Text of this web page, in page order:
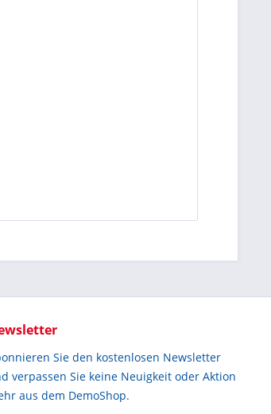
Sie den kostenlosen Newsletter
verpassen Sie keine Neuigkeit oder Aktion
aus dem DemoShop.